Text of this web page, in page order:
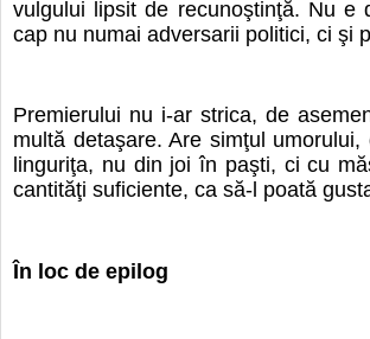
vulgului lipsit de recunoştinţă. Nu
cap nu numai adversarii politici, ci şi
Premierului nu i-ar strica, de
multă detaşare. Are simţul
linguriţa, nu din joi în paşti, ci cu
cantităţi suficiente, ca să-l poată
În loc de epilog